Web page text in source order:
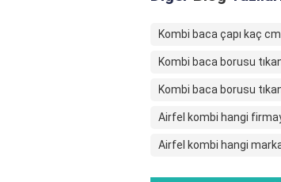
Kombi baca çapı kaç
Kombi baca borusu
Kombi baca borusu
Airfel kombi hangi
Airfel kombi hangi